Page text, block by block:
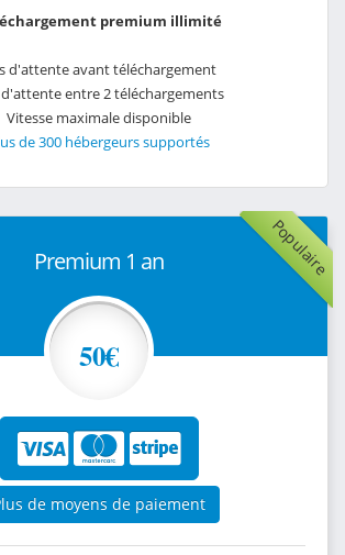
premium illimité
d'attente avant téléchargement
d'attente entre 2 téléchargements
Vitesse maximale disponible
de 300 hébergeurs supportés
Populaire
Premium 1 an
50€
de moyens de paiement